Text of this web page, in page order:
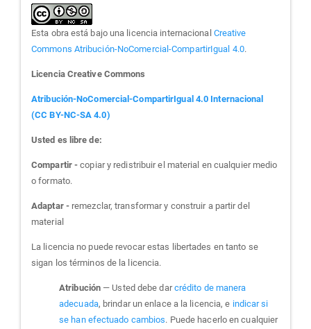
Esta obra está bajo una licencia internacional Creative
Commons Atribución-NoComercial-CompartirIgual 4.0.
Licencia Creative Commons
Atribución-NoComercial-CompartirIgual 4.0 Internacional
(CC BY-NC-SA 4.0)
Usted es libre de:
Compartir -copiar y redistribuir el material en cualquier medio
o formato.
Adaptar -remezclar, transformar y construir a partir del
material
La licencia no puede revocar estas libertades en tanto se
sigan los términos de la licencia.
Atribución — Usted debe darcrédito de manera
adecuada, brindar un enlace a la licencia, e indicar si
se han efectuado cambios. Puede hacerlo en cualquier